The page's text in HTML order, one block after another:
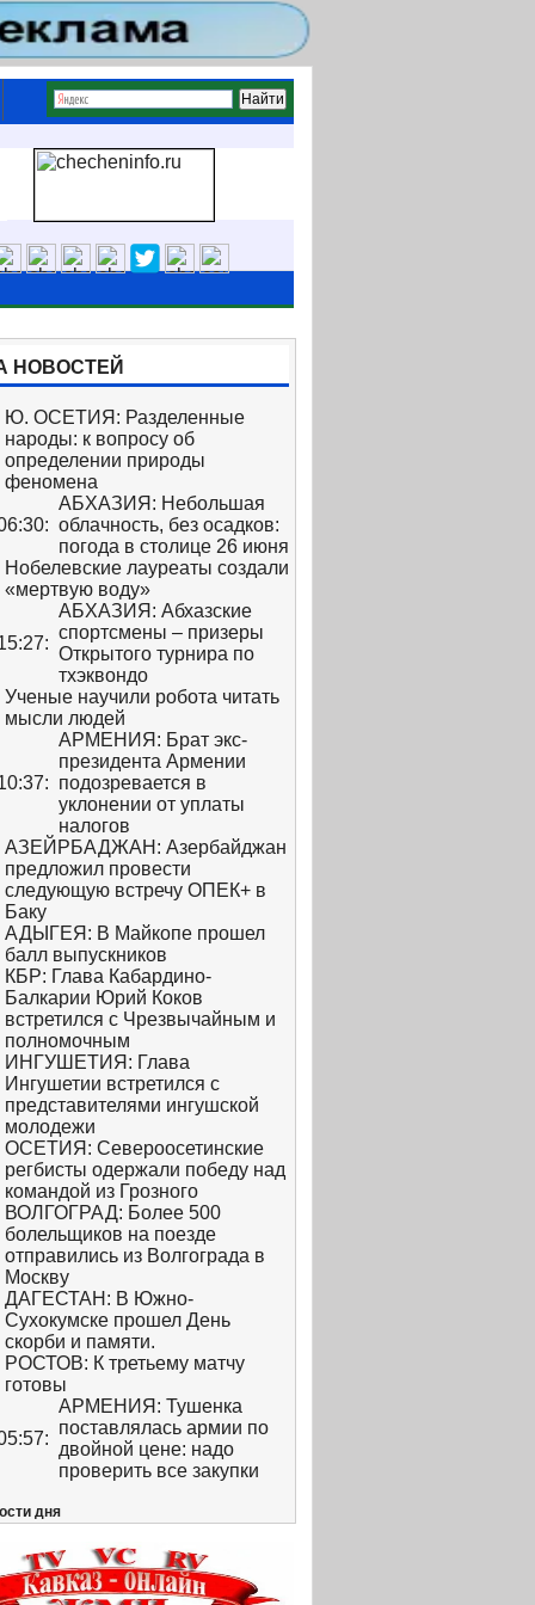
НОВОСТЕЙ
Ю. ОСЕТИЯ: Разделенные
народы: к вопросу об
определении природы
феномена
АБХАЗИЯ: Небольшая
облачность, без осадков:
погода в столице 26 июня
Нобелевские лауреаты создали
«мертвую воду»
АБХАЗИЯ: Абхазские
спортсмены – призеры
Открытого турнира по
тхэквондо
Ученые научили робота читать
мысли людей
АРМЕНИЯ: Брат экс-
президента Армении
подозревается в
уклонении от уплаты
налогов
АЗЕЙРБАДЖАН: Азербайджан
предложил провести
следующую встречу ОПЕК+ в
Баку
АДЫГЕЯ: В Майкопе прошел
балл выпускников
КБР: Глава Кабардино-
Балкарии Юрий Коков
встретился с Чрезвычайным и
полномочным
ИНГУШЕТИЯ: Глава
Ингушетии встретился с
представителями ингушской
молодежи
ОСЕТИЯ: Североосетинские
регбисты одержали победу над
командой из Грозного
ВОЛГОГРАД: Более 500
болельщиков на поезде
отправились из Волгограда в
Москву
ДАГЕСТАН: В Южно-
Сухокумске прошел День
скорби и памяти.
РОСТОВ: К третьему матчу
готовы
АРМЕНИЯ: Тушенка
поставлялась армии по
двойной цене: надо
проверить все закупки
дня